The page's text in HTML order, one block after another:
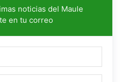
noticias del Maule
en tu correo